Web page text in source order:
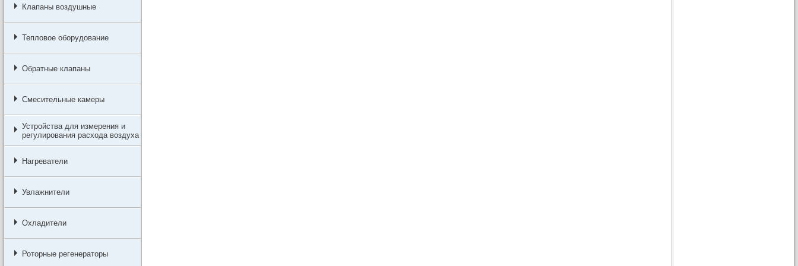
Клапаны воздушные
Тепловое оборудование
Обратные клапаны
Смесительные камеры
Устройства для измерения и
регулирования расхода воздуха
Нагреватели
Увлажнители
Охладители
Роторные регенераторы